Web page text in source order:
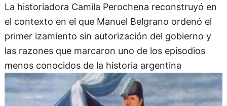
La historiadora Camila Perochena reconstruyó en
el contexto en el que Manuel Belgrano ordenó el
primer izamiento sin autorización del gobierno y
las razones que marcaron uno de los episodios
menos conocidos de la historia argentina